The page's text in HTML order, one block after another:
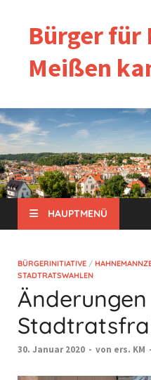
Bürger für
Meißen
HAUPTMENÜ
BÜRGERINITIATIVE /
STADTRATSWAHLEN
30. Januar 2020 - von ers. KM -